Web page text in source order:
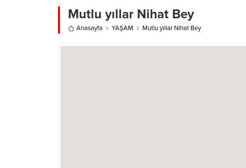
Mutlu yıllar Nihat Bey
Anasayfa YAŞAM Mutlu yıllar Nihat Bey